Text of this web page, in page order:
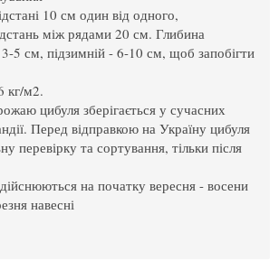
10 см один від одного,
між рядами 20 см. Глибина
3-5 см, підзимній - 6-10 см, щоб запобігти
кг/м2.
цибуля зберігається у сучасних
Перед відправкою на Україну цибуля
перевірку та сортування, тільки після
на початку вересня - восени
навесні